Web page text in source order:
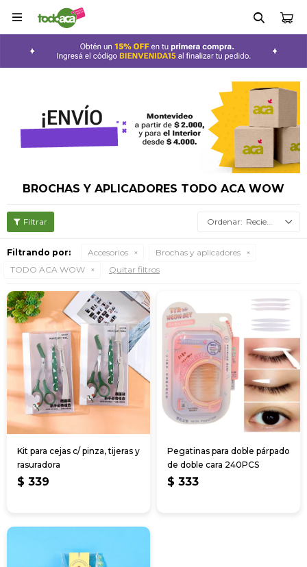

BROCHAS Y APLICADORES TODO ACA WOW
Recientes
Filtrando por: Accesorios
Brochas y aplicadores
TODO ACA WOW
Quitar filtros
Kit para cejas c/ pinza, tijeras y
rasuradora
$ 339
Pegatinas para doble párpado
de doble cara 240PCS
$ 333